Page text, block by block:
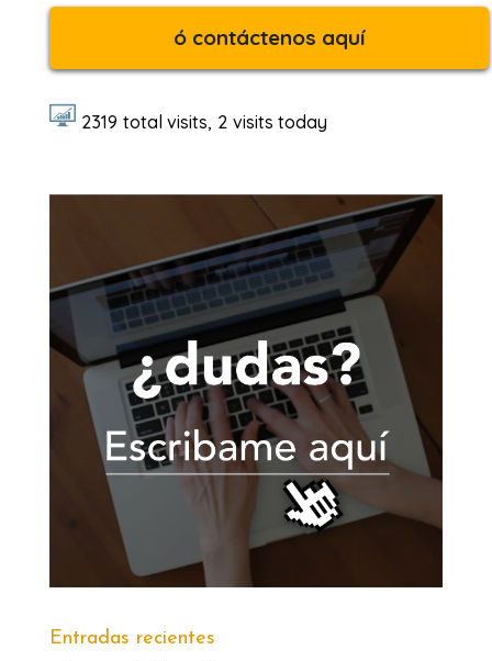
ó contáctenos aquí
2319 total visits, 2 visits today
Entradas recientes